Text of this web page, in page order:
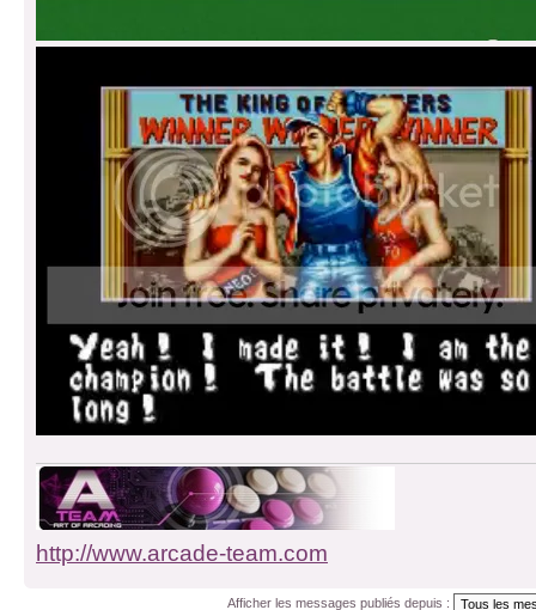
http://www.arcade-team.com
Afficher les messages publiés depuis :